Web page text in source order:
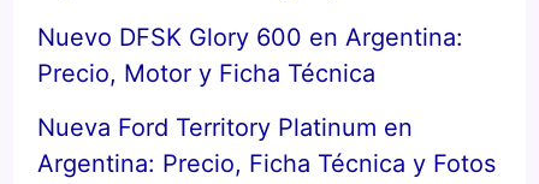
Nuevo DFSK Glory 600 en Argentina:
Precio, Motor y Ficha Técnica
Nueva Ford Territory Platinum en
Argentina: Precio, Ficha Técnica y Fotos